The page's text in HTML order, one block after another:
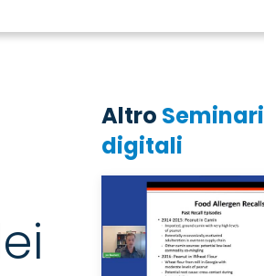
Altro Seminari
digitali